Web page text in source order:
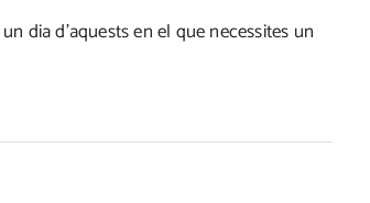
dia d'aquests en el que necessites un